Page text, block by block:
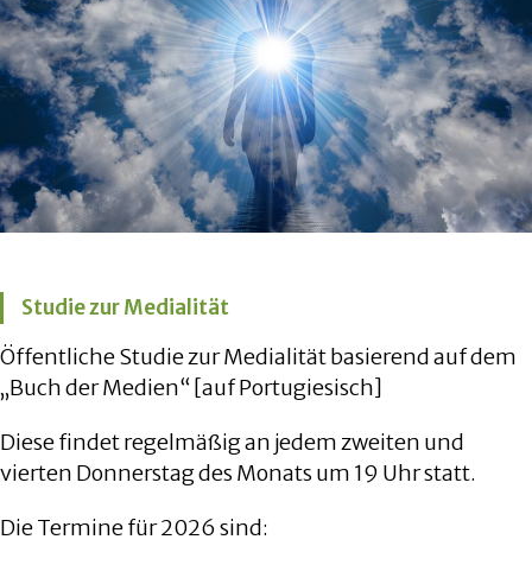
Studie zur Medialität
Öffentliche Studie zur Medialität basierend auf dem
„Buch der Medien“ [auf Portugiesisch]
Diese findet regelmäßig an jedem zweiten und
vierten Donnerstag des Monats um 19 Uhr statt.
Die Termine für 2026 sind: